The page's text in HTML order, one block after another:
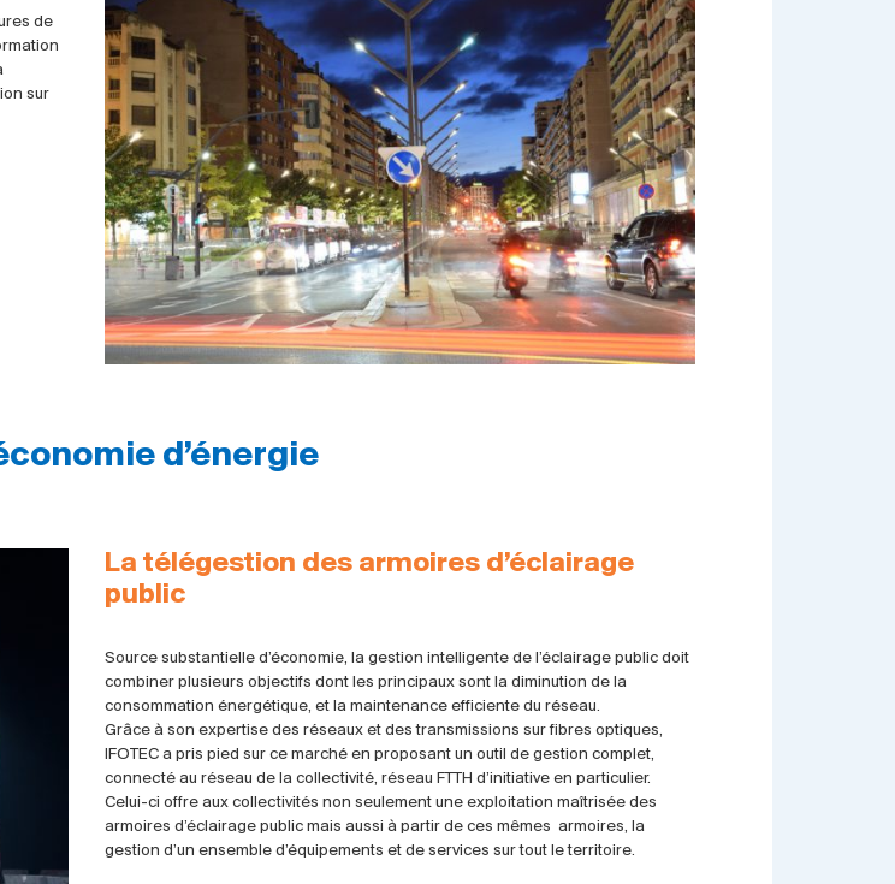
de
sur
d’énergie
La télégestion des armoires d’éclairage
public
Source substantielle d’économie, la gestion intelligente de l’éclairage public doit
combiner plusieurs objectifs dont les principaux sont la diminution de la
consommation énergétique, et la maintenance efficiente du réseau.
Grâce à son expertise des réseaux et des transmissions sur fibres optiques,
IFOTEC a pris pied sur ce marché en proposant un outil de gestion complet,
connecté au réseau de la collectivité, réseau FTTH d’initiative en particulier.
Celui-ci offre aux collectivités non seulement une exploitation maîtrisée des
armoires d’éclairage public mais aussi à partir de ces mêmes armoires, la
gestion d’un ensemble d’équipements et de services sur tout le territoire.